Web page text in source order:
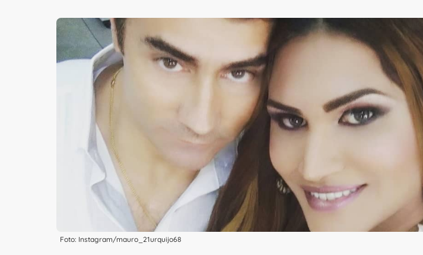
Foto: Instagram/mauro_21urquijo68